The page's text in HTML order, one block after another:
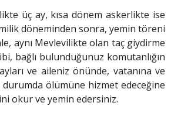
üç ay, kısa dönem askerlikte ise
döneminden sonra, yemin töreni
aynı Mevlevilikte olan taç giydirme
bağlı bulunduğunuz komutanlığın
ve aileniz önünde, vatanına ve
ölümüne hizmet edeceğine
okur ve yemin edersiniz.